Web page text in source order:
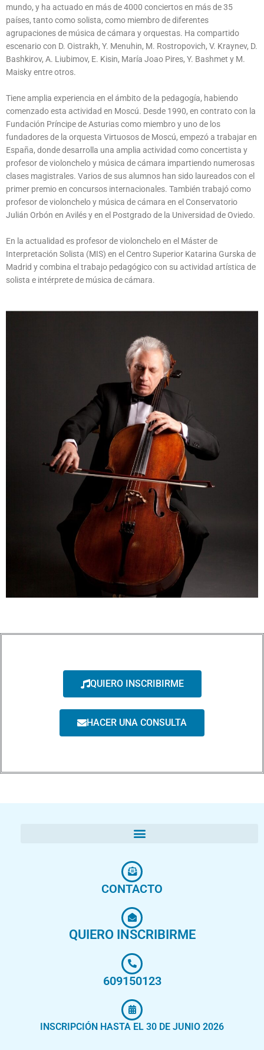
mundo, y ha actuado en más de 4000 conciertos en más de 35
países, tanto como solista, como miembro de diferentes
agrupaciones de música de cámara y orquestas. Ha compartido
escenario con D. Oistrakh, Y. Menuhin, M. Rostropovich, V. Kraynev, D.
Bashkirov, A. Liubimov, E. Kisin, María Joao Pires, Y. Bashmet y M.
Maisky entre otros.
Tiene amplia experiencia en el ámbito de la pedagogía, habiendo
comenzado esta actividad en Moscú. Desde 1990, en contrato con la
Fundación Príncipe de Asturias como miembro y uno de los
fundadores de la orquesta Virtuosos de Moscú, empezó a trabajar en
España, donde desarrolla una amplia actividad como concertista y
profesor de violonchelo y música de cámara impartiendo numerosas
clases magistrales. Varios de sus alumnos han sido laureados con el
primer premio en concursos internacionales. También trabajó como
profesor de violonchelo y música de cámara en el Conservatorio
Julián Orbón en Avilés y en el Postgrado de la Universidad de Oviedo.
En la actualidad es profesor de violonchelo en el Máster de
Interpretación Solista (MIS) en el Centro Superior Katarina Gurska de
Madrid y combina el trabajo pedagógico con su actividad artística de
solista e intérprete de música de cámara.
QUIERO INSCRIBIRME
HACER UNA CONSULTA
CONTACTO
QUIERO INSCRIBIRME
609150123
INSCRIPCIÓN HASTA EL 30 DE JUNIO 2026